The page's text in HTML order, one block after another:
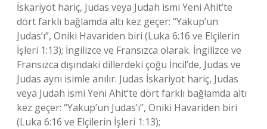
İskariyot hariç, Judas veya Judah ismi Yeni Ahit’te
dört farklı bağlamda altı kez geçer: “Yakup’un
Judas’ı”, Oniki Havariden biri (Luka 6:16 ve Elçilerin
İşleri 1:13); İngilizce ve Fransızca olarak. İngilizce ve
Fransızca dışındaki dillerdeki çoğu İncil’de, Judas ve
Judas aynı isimle anılır. Judas İskariyot hariç, Judas
veya Judah ismi Yeni Ahit’te dört farklı bağlamda altı
kez geçer: “Yakup’un Judas’ı”, Oniki Havariden biri
(Luka 6:16 ve Elçilerin İşleri 1:13);